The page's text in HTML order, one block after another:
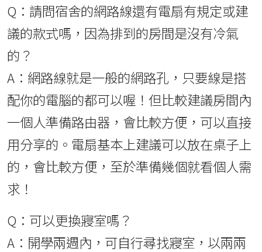
Q：請問宿舍的網路線還有電扇有規定或建
議的款式嗎，因為排到的房間是沒有冷氣
的？
A：網路線就是一般的網路孔，只要線是搭
配你的電腦的都可以喔！但比較建議房間內
一個人準備路由器，會比較方便，可以直接
用分享的。電扇基本上建議可以放在桌子上
的，會比較方便，至於準備幾個就看個人需
求！
Q：可以更換寢室嗎？
A：開學兩週內，可自行尋找寢室，以兩兩